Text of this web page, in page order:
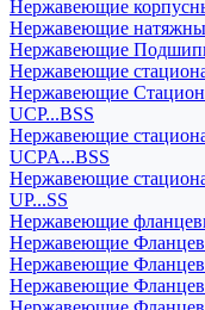
Нержавеющие
Нержавеющие
Нержавеющие
Нержавеющие
Нержавеющие
UCP...BSS
Нержавеющие
UCPA...BSS
Нержавеющие
UP...SS
Нержавеющие
Нержавеющие
Нержавеющие
Нержавеющие